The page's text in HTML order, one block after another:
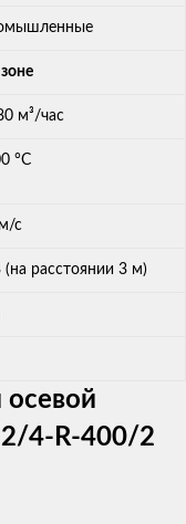
м³/час
°C
с
расстоянии 3 м)
2/4-R-400/2